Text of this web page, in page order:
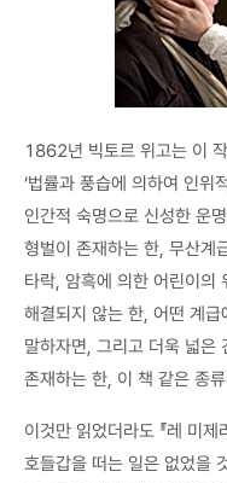
1862년 빅토르 위고는 이
‘법률과 풍습에 의하여 인위
인간적 숙명으로 신성한 운
형벌이 존재하는 한, 무산계
타락, 암흑에 의한 어린이의
해결되지 않는 한, 어떤 계
말하자면, 그리고 더욱 넓은
존재하는 한, 이 책 같은 종
이것만 읽었더라도 『레 미
호들갑을 떠는 일은 없었을